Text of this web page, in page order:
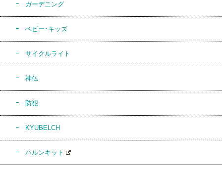
ガーデニング
ベビー･キッズ
サイクルライト
神仏
防犯
KYUBELCH
ハルンキット